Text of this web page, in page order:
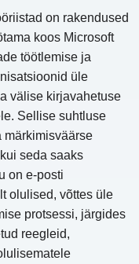
on rakendused
koos Microsoft
töötlemise ja
üle
välise kirjavahetuse
Sellise suhtluse
märkimisväärse
seda saaks
on e-posti
olulised, võttes üle
protsessi, järgides
reegleid,